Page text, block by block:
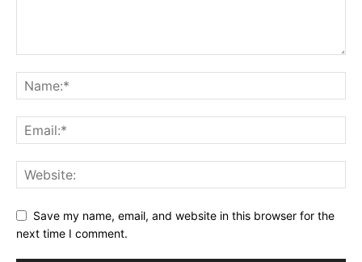
Save my name, email, and website in this browser for the
next time I comment.